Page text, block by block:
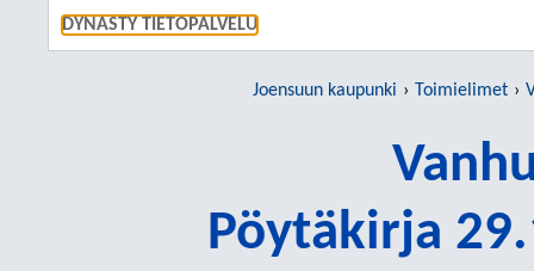
DYNASTY TIETOPALVELU
Joensuun kaupunki Toimielimet
Pöytäkirja